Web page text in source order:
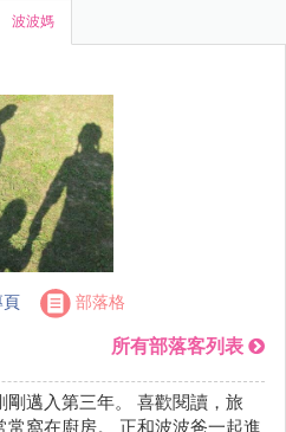
波波媽
頁 部落格
所有部落客列表
邁入第三年。 喜歡閱讀，旅
窩在廚房。 正和波波爸一起進